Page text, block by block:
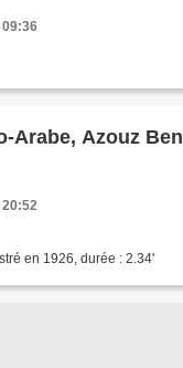
09:36
Arabe, Azouz
20:52
en 1926, durée : 2.34'